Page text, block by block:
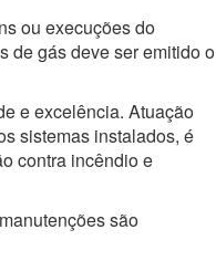
ou execuções do
de gás deve ser emitido o
e excelência. Atuação
sistemas instalados, é
contra incêndio e
são